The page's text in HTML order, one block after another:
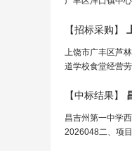
【招标采购】
上饶市广丰区芦
道学校食堂经营
【中标结果】
昌吉州第一中学
2026048二、项